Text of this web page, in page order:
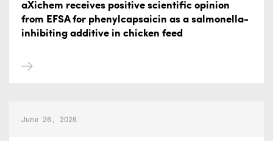
aXichem receives positive scientific opinion
from EFSA for phenylcapsaicin as a salmonella-
inhibiting additive in chicken feed
June 26, 2026